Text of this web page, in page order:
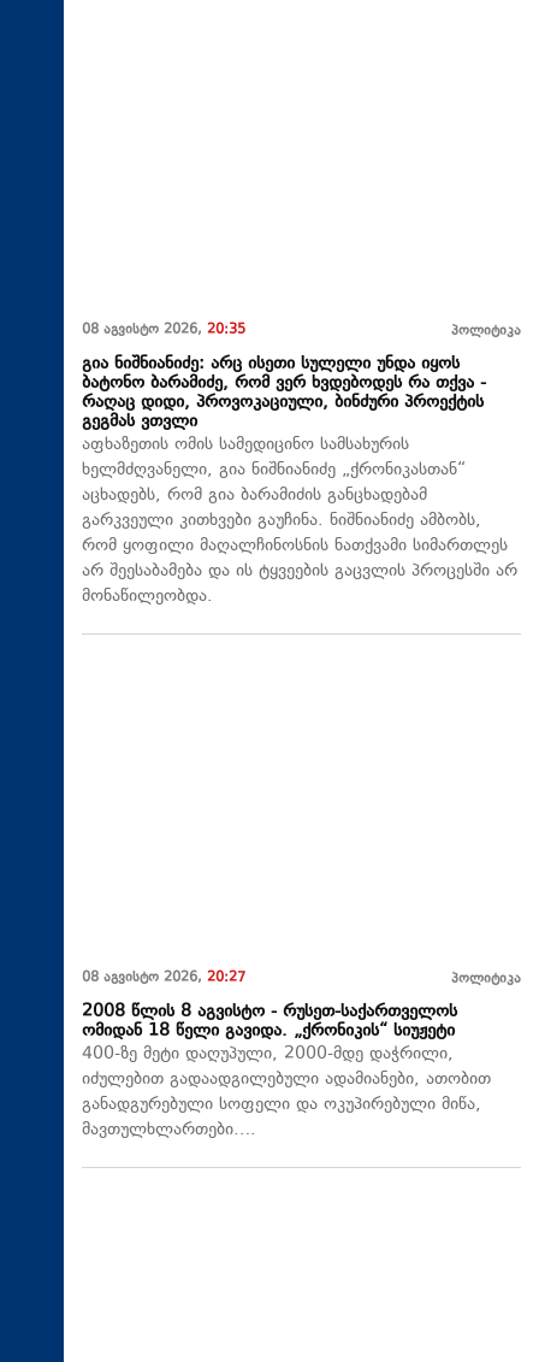
08 აგვისტო 2026, 20:35 პოლიტიკა
გია ნიშნიანიძე: არც ისეთი სულელი უნდა იყოს
ბატონო ბარამიძე, რომ ვერ ხვდებოდეს რა თქვა -
რაღაც დიდი, პროვოკაციული, ბინძური პროექტის
გეგმას ვთვლი
აფხაზეთის ომის სამედიცინო სამსახურის
ხელმძღვანელი, გია ნიშნიანიძე „ქრონიკასთან“
აცხადებს, რომ გია ბარამიძის განცხადებამ
გარკვეული კითხვები გაუჩინა. ნიშნიანიძე ამბობს,
რომ ყოფილი მაღალჩინოსნის ნათქვამი სიმართლეს
არ შეესაბამება და ის ტყვეების გაცვლის პროცესში არ
მონაწილეობდა.
08 აგვისტო 2026, 20:27 პოლიტიკა
2008 წლის 8 აგვისტო - რუსეთ-საქართველოს
ომიდან 18 წელი გავიდა. „ქრონიკის“ სიუჟეტი
400-ზე მეტი დაღუპული, 2000-მდე დაჭრილი,
იძულებით გადაადგილებული ადამიანები, ათობით
განადგურებული სოფელი და ოკუპირებული მიწა,
მავთულხლართები….